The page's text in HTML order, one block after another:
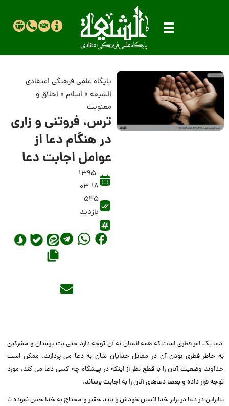
پایگاه علمی فرهنگی اعتقادی
الشیعه» اسلام» اخلاق و
معنویت
ترس، فروتنى و زارى
در هنگام دعا از
عوامل اجابت دعا
1395-
03-18
545
بازدید
دعا یک امر فطری است که همه انسان به آن توجه دارد حتی بت پرستان و مشرکین
به خاطر فطری بودن آن در مقابل خدایان شان به دعا می پردازند. ممکن است
خداوند وضعیت آنان را با قطع نظر از اینکه در پیشگاه چه کسی دعا می کند، مورد
توجه قرار داده و بعضا دعاهای آنان را به اجابت برساند.
بنابراین در دعا در برابر خدا انسان خودش را باید حقیر و محتاج به خدا حس نموده تا